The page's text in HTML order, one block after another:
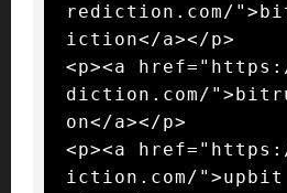
rediction.com/
iction</a></p>
<p><a
diction.com/
on</a></p>
<p><a
iction.com/